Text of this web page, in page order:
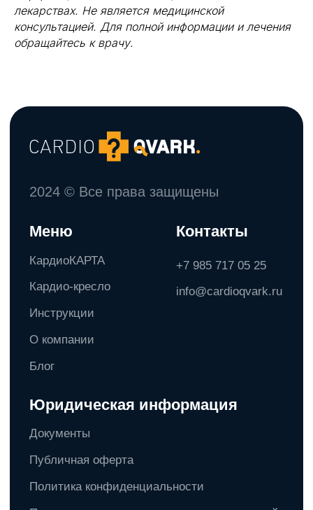
лекарствах. Не является медицинской
консультацией. Для полной информации и лечения
обращайтесь к врачу.